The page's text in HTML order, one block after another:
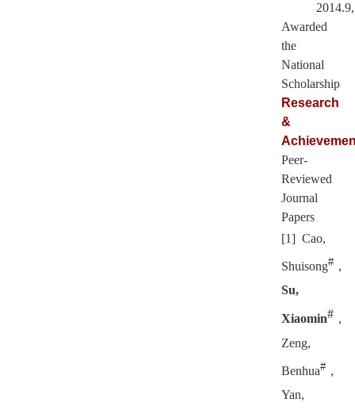
2014.9,
Awarded
the
National
Scholarship
Research
&
Peer-
Reviewed
Journal
Papers
[1] Cao,
Shuisong# ，
Su,
Xiaomin# ，
Zeng,
Benhua# ，
Yan,